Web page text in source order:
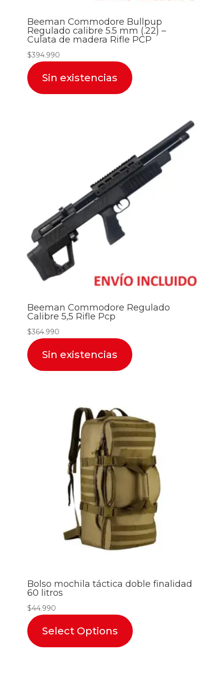
Beeman Commodore Bullpup
Regulado calibre 5.5 mm (.22) –
Culata de madera Rifle PCP
$394.990
Sin existencias
Beeman Commodore Regulado
Calibre 5,5 Rifle Pcp
$364.990
Sin existencias
Bolso mochila táctica doble finalidad
60 litros
$44.990
Select Options